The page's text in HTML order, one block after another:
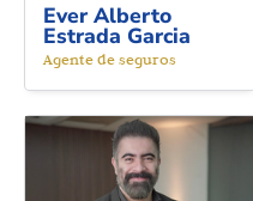
Ever Alberto
Estrada Garcia
Agente de seguros